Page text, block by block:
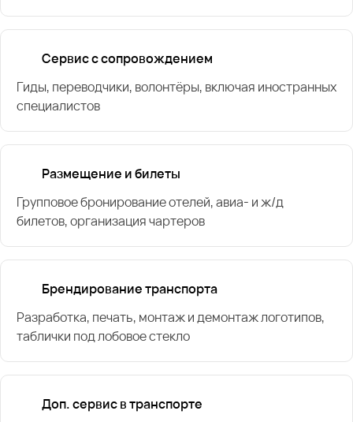
Сервис с сопровождением
Гиды, переводчики, волонтёры, включая иностранных
специалистов
Размещение и билеты
Групповое бронирование отелей, авиа- и ж/д
билетов, организация чартеров
Брендирование транспорта
Разработка, печать, монтаж и демонтаж логотипов,
таблички под лобовое стекло
Доп. сервис в транспорте